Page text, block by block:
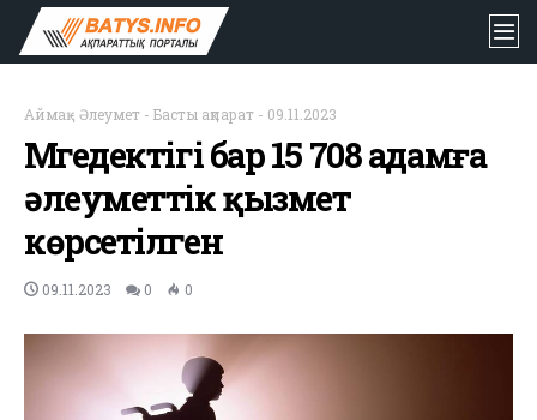
Аймақ- Әлеумет - Басты ақпарат - 09.11.2023
Мүгедектігі бар 15 708 адамға
әлеуметтік қызмет
көрсетілген
09.11.2023 0 0